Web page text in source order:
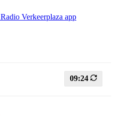
Radio Verkeerplaza app
09:24